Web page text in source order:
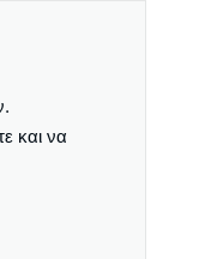
και να